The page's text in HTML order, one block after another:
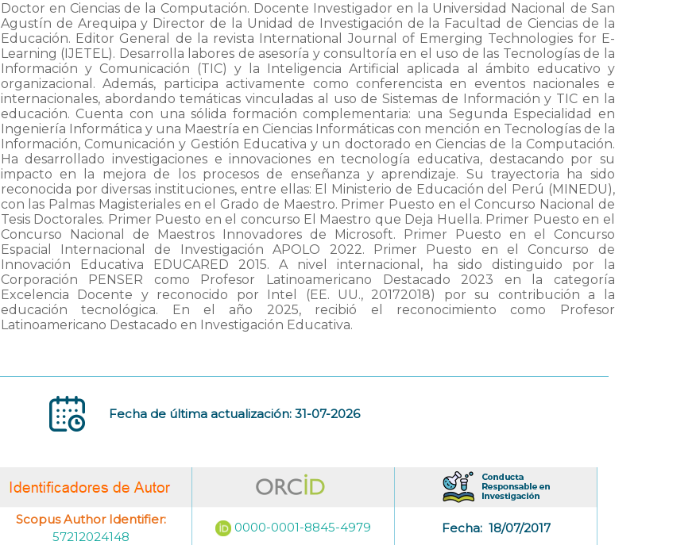
Doctor en Ciencias de la Computación. Docente Investigador en la Universidad Nacional de San
Agustín de Arequipa y Director de la Unidad de Investigación de la Facultad de Ciencias de la
Educación. Editor General de la revista International Journal of Emerging Technologies for E-
Learning (IJETEL). Desarrolla labores de asesoría y consultoría en el uso de las Tecnologías de la
Información y Comunicación (TIC) y la Inteligencia Artificial aplicada al ámbito educativo y
organizacional. Además, participa activamente como conferencista en eventos nacionales e
internacionales, abordando temáticas vinculadas al uso de Sistemas de Información y TIC en la
educación. Cuenta con una sólida formación complementaria: una Segunda Especialidad en
Ingeniería Informática y una Maestría en Ciencias Informáticas con mención en Tecnologías de la
Información, Comunicación y Gestión Educativa y un doctorado en Ciencias de la Computación.
Ha desarrollado investigaciones e innovaciones en tecnología educativa, destacando por su
impacto en la mejora de los procesos de enseñanza y aprendizaje. Su trayectoria ha sido
reconocida por diversas instituciones, entre ellas: El Ministerio de Educación del Perú (MINEDU),
con las Palmas Magisteriales en el Grado de Maestro. Primer Puesto en el Concurso Nacional de
Tesis Doctorales. Primer Puesto en el concurso El Maestro que Deja Huella. Primer Puesto en el
Concurso Nacional de Maestros Innovadores de Microsoft. Primer Puesto en el Concurso
Espacial Internacional de Investigación APOLO 2022. Primer Puesto en el Concurso de
Innovación Educativa EDUCARED 2015. A nivel internacional, ha sido distinguido por la
Corporación PENSER como Profesor Latinoamericano Destacado 2023 en la categoría
Excelencia Docente y reconocido por Intel (EE. UU., 20172018) por su contribución a la
educación tecnológica. En el año 2025, recibió el reconocimiento como Profesor
Latinoamericano Destacado en Investigación Educativa.
Fecha de última actualización: 31-07-2026
Scopus Author Identifier:
57212024148
0000-0001-8845-4979 Fecha: 18/07/2017